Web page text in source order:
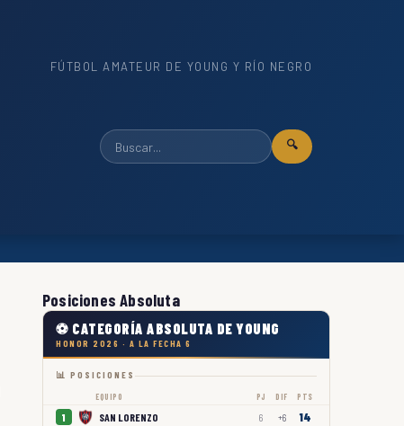
FÚTBOL AMATEUR DE YOUNG Y RÍO NEGRO
🔍
Posiciones Absoluta
⚽ CATEGORÍA ABSOLUTA DE YOUNG
HONOR 2026 · A LA FECHA 6
📊 POSICIONES
EQUIPO PJ DIF PTS
1 SAN LORENZO 6 +6 14